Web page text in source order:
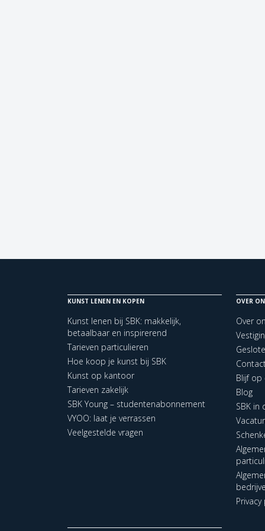
KUNST LENEN EN KOPEN
Kunst lenen bij SBK: makkelijk,
betaalbaar en inspirerend
Tarieven particulieren
Hoe koop je kunst bij SBK
Kunst op kantoor
Tarieven zakelijk
SBK Young – studentenabonnement
VYOO: laat je verrassen
Veelgestelde vragen
OVER
Over
Blijf op
Blog
SBK in